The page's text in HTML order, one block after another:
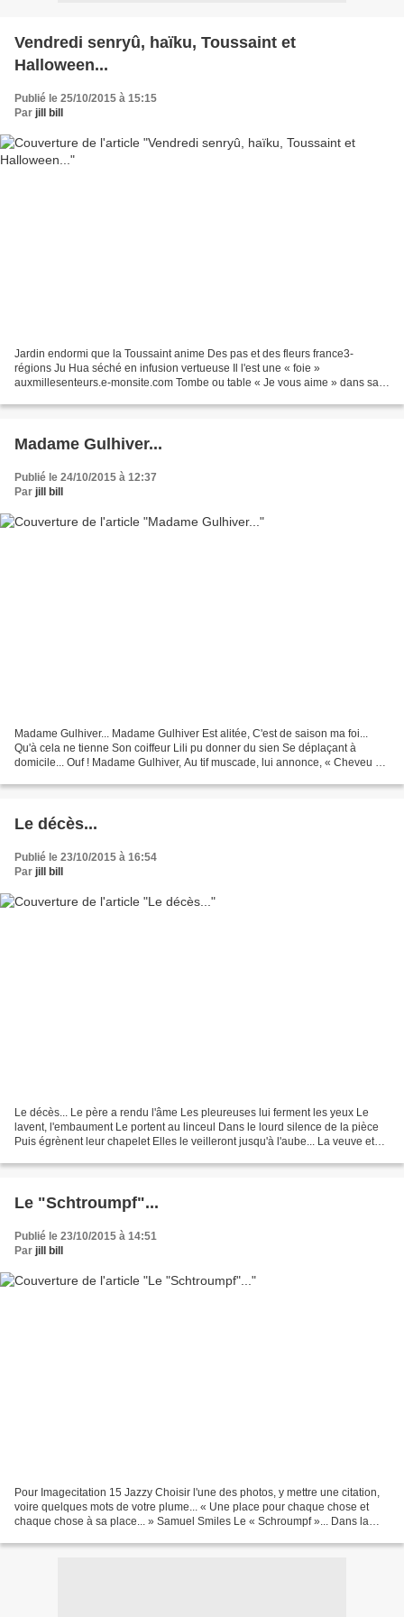
Vendredi senryû, haïku, Toussaint et
Halloween...
Publié le 25/10/2015 à 15:15
Par jill bill
Jardin endormi que la Toussaint anime Des pas et des fleurs france3-
régions Ju Hua séché en infusion vertueuse Il l'est une « foie »
auxmillesenteurs.e-monsite.com Tombe ou table « Je vous aime » dans sa
Madame Gulhiver...
Publié le 24/10/2015 à 12:37
Par jill bill
Madame Gulhiver... Madame Gulhiver Est alitée, C'est de saison ma foi...
Qu'à cela ne tienne Son coiffeur Lili pu donner du sien Se déplaçant à
domicile... Ouf ! Madame Gulhiver, Au tif muscade, lui annonce, « Cheveu »
Le décès...
Publié le 23/10/2015 à 16:54
Par jill bill
Le décès... Le père a rendu l'âme Les pleureuses lui ferment les yeux Le
lavent, l'embaument Le portent au linceul Dans le lourd silence de la pièce
Puis égrènent leur chapelet Elles le veilleront jusqu'à l'aube... La veuve et
Le "Schtroumpf"...
Publié le 23/10/2015 à 14:51
Par jill bill
Pour Imagecitation 15 Jazzy Choisir l'une des photos, y mettre une citation,
voire quelques mots de votre plume... « Une place pour chaque chose et
chaque chose à sa place... » Samuel Smiles Le « Schroumpf »... Dans la